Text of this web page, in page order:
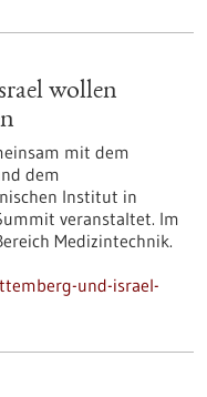
wollen
mit dem
dem
Institut in
veranstaltet. Im
Medizintechnik.
und-israel-